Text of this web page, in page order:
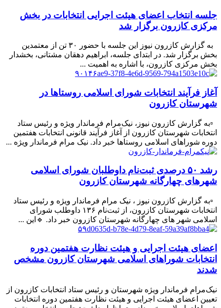
جلسه انتخاب اعضای هیئت اجرایی انتخابات در بخش
مرکزی کازرون برگزار شد
به گزارش کازرون نیوز این جلسه با حضور ۳۰ تن از معتمدین
بخش برگزار شد. در ابتدای جلسه، ابراهیم دهقان مشتانی، بخشدار
بخش مرکزی کازرون، با اشاره به اهمیت ...
آغاز فرآیند انتخابات شورای اسلامی روستاها در
شهرستان کازرون
▫️به گزارش کازرون نیوز، نیک‌مرام فرماندار ویژه و رئیس ستاد
انتخابات شهرستان کازرون از آغاز فرآیند قانونی انتخابات هفتمین
دوره شوراهای اسلامی روستاها خبر داد. نیک مرام فرماندار ویژه ...
رشد ۵۰ درصدی ثبت‌نام داوطلبان شورای اسلامی
شهرهای چهارگانه شهرستان کازرون
▫️به گزارش کازرون نیوز ، نیک مرام فرماندار ویژه و رئیس ستاد
انتخابات شهرستان کازرون، از ثبت‌نام ۱۳۶ داوطلب شورای
اسلامی شهر های چهارگانه شهرستان کازرون خبر داد. 🔹این ...
اعضای هیئت اجرایی و هیئت نظارت هفتمین دوره
انتخابات شوراهای اسلامی شهرستان کازرون مشخص
شدند
نیک‌مرام فرماندار ویژه شهرستان و رئیس ستاد انتخابات کازرون از
تعیین اعضای هیئت اجرایی و هیئت نظارت هفتمین دوره انتخابات